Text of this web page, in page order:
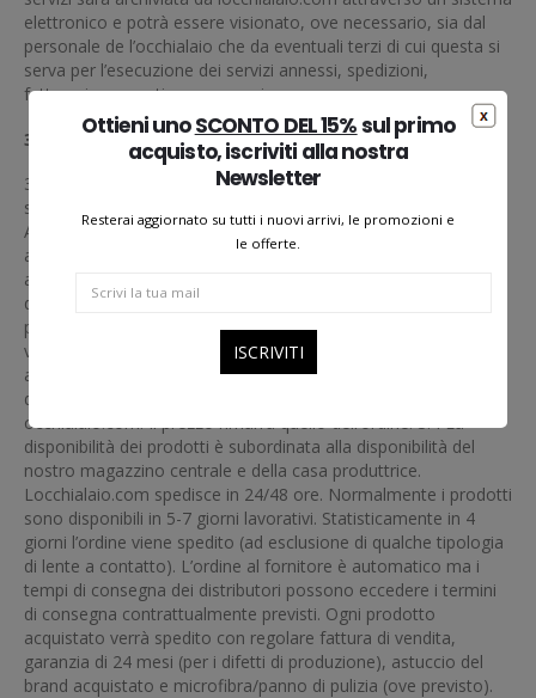
elettronico e potrà essere visionato, ove necessario, sia dal
personale de l’occhialaio che da eventuali terzi di cui questa si
serva per l’esecuzione dei servizi annessi, spedizioni,
fatturazione, gestione magazzino.
3. PREZZO E DISPONIBILITA’ PRODOTTI/SERVIZI
3.2 I prezzi pubblicati in ogni pagina del sito occhialaio.com
sono comprensivi di I.V.A. e altri eventuali incombenti di legge.
Al prezzo del singolo prodotto e/o servizio deve essere
aggiunto il costo di ogni spedizione (se previsto), il cui
ammontare potrà variare in base alla modalità di consegna e
di pagamento, nonché in relazione al prezzo di acquisto del
prodotto. 3.3 I Prezzi riportati sul Sito sono soggetti a possibili
variazioni e/o modifiche da parte di occhialaio.com senza
alcuno obbligo di preavviso al Cliente. Detti aumenti possono
dipendere – tra le altre – da aumenti decisi dai fornitori di
occhialaio.com. Il prezzo rimarrà quello dell’ordine. 3.4 La
disponibilità dei prodotti è subordinata alla disponibilità del
nostro magazzino centrale e della casa produttrice.
Locchialaio.com spedisce in 24/48 ore. Normalmente i prodotti
sono disponibili in 5-7 giorni lavorativi. Statisticamente in 4
giorni l’ordine viene spedito (ad esclusione di qualche tipologia
di lente a contatto). L’ordine al fornitore è automatico ma i
tempi di consegna dei distributori possono eccedere i termini
di consegna contrattualmente previsti. Ogni prodotto
acquistato verrà spedito con regolare fattura di vendita,
garanzia di 24 mesi (per i difetti di produzione), astuccio del
brand acquistato e microfibra/panno di pulizia (ove previsto).
Ottieni unoSCONTO DEL 15%sul primo
acquisto, iscriviti alla nostra
Newsletter
Resterai aggiornato su tutti i nuovi arrivi, le promozioni e
le offerte.